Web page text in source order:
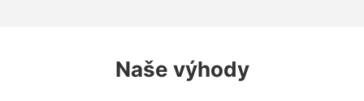
Naše výhody